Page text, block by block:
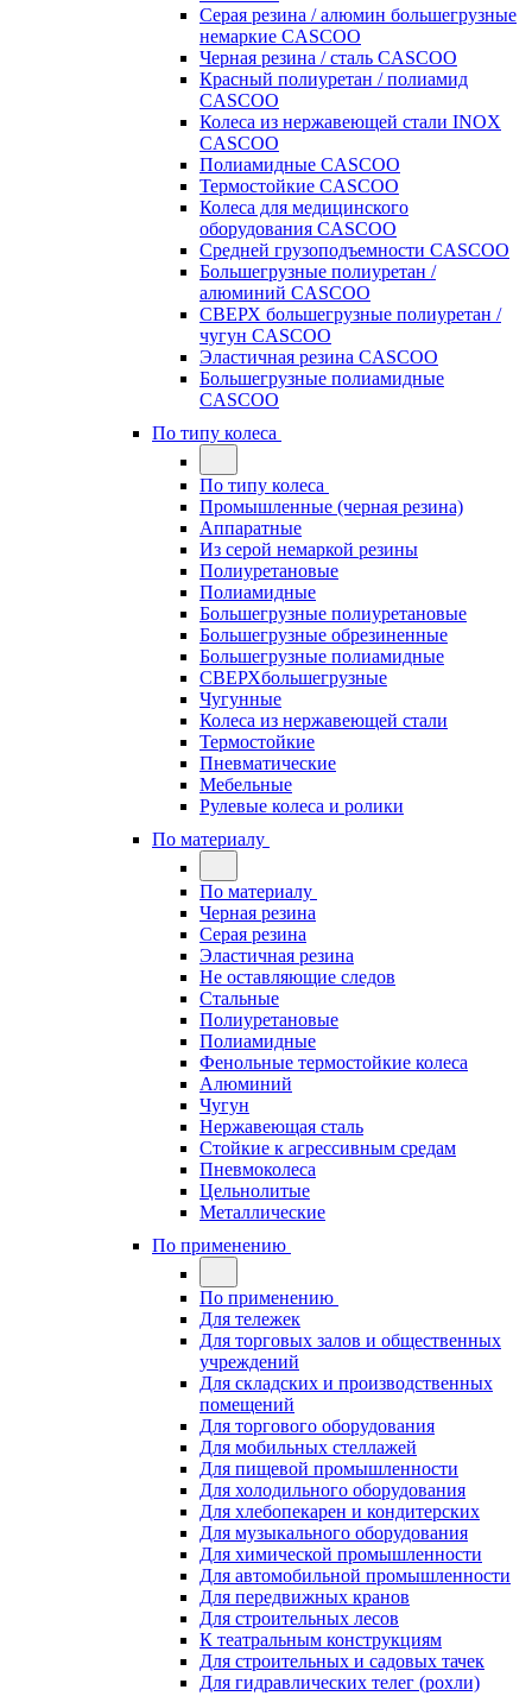
Серая резина / алюмин большегрузные
немаркие CASCOO
Черная резина / сталь CASCOO
Красный полиуретан / полиамид
CASCOO
Колеса из нержавеющей стали INOX
CASCOO
Полиамидные CASCOO
Термостойкие CASCOO
Колеса для медицинского
оборудования CASCOO
Средней грузоподъемности CASCOO
Большегрузные полиуретан /
алюминий CASCOO
СВЕРХ большегрузные полиуретан /
чугун CASCOO
Эластичная резина CASCOO
Большегрузные полиамидные
CASCOO
По типу колеса
По типу колеса
Промышленные (черная резина)
Аппаратные
Из серой немаркой резины
Полиуретановые
Полиамидные
Большегрузные полиуретановые
Большегрузные обрезиненные
Большегрузные полиамидные
СВЕРХбольшегрузные
Чугунные
Колеса из нержавеющей стали
Термостойкие
Пневматические
Мебельные
Рулевые колеса и ролики
По материалу
По материалу
Черная резина
Серая резина
Эластичная резина
Не оставляющие следов
Стальные
Полиуретановые
Полиамидные
Фенольные термостойкие колеса
Алюминий
Чугун
Нержавеющая сталь
Стойкие к агрессивным средам
Пневмоколеса
Цельнолитые
Металлические
По применению
По применению
Для тележек
Для торговых залов и общественных
учреждений
Для складских и производственных
помещений
Для торгового оборудования
Для мобильных стеллажей
Для пищевой промышленности
Для холодильного оборудования
Для хлебопекарен и кондитерских
Для музыкального оборудования
Для химической промышленности
Для автомобильной промышленности
Для передвижных кранов
Для строительных лесов
К театральным конструкциям
Для строительных и садовых тачек
Для гидравлических телег (рохли)